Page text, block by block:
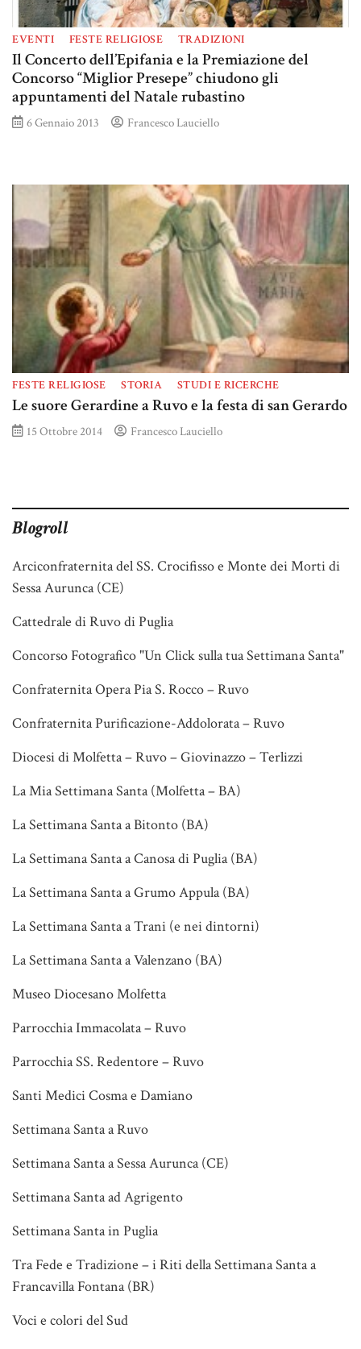
EVENTI FESTE RELIGIOSE TRADIZIONI
Il Concerto dell’Epifania e la Premiazione del
Concorso “Miglior Presepe” chiudono gli
appuntamenti del Natale rubastino
6 Gennaio 2013 Francesco Lauciello
FESTE RELIGIOSE STORIA STUDI E RICERCHE
Le suore Gerardine a Ruvo e la festa di san Gerardo
15 Ottobre 2014 Francesco Lauciello
Blogroll
Arciconfraternita del SS. Crocifisso e Monte dei Morti di
Sessa Aurunca (CE)
Cattedrale di Ruvo di Puglia
Concorso Fotografico "Un Click sulla tua Settimana Santa"
Confraternita Opera Pia S. Rocco – Ruvo
Confraternita Purificazione-Addolorata – Ruvo
Diocesi di Molfetta – Ruvo – Giovinazzo – Terlizzi
La Mia Settimana Santa (Molfetta – BA)
La Settimana Santa a Bitonto (BA)
La Settimana Santa a Canosa di Puglia (BA)
La Settimana Santa a Grumo Appula (BA)
La Settimana Santa a Trani (e nei dintorni)
La Settimana Santa a Valenzano (BA)
Museo Diocesano Molfetta
Parrocchia Immacolata – Ruvo
Parrocchia SS. Redentore – Ruvo
Santi Medici Cosma e Damiano
Settimana Santa a Ruvo
Settimana Santa a Sessa Aurunca (CE)
Settimana Santa ad Agrigento
Settimana Santa in Puglia
Tra Fede e Tradizione – i Riti della Settimana Santa a
Francavilla Fontana (BR)
Voci e colori del Sud